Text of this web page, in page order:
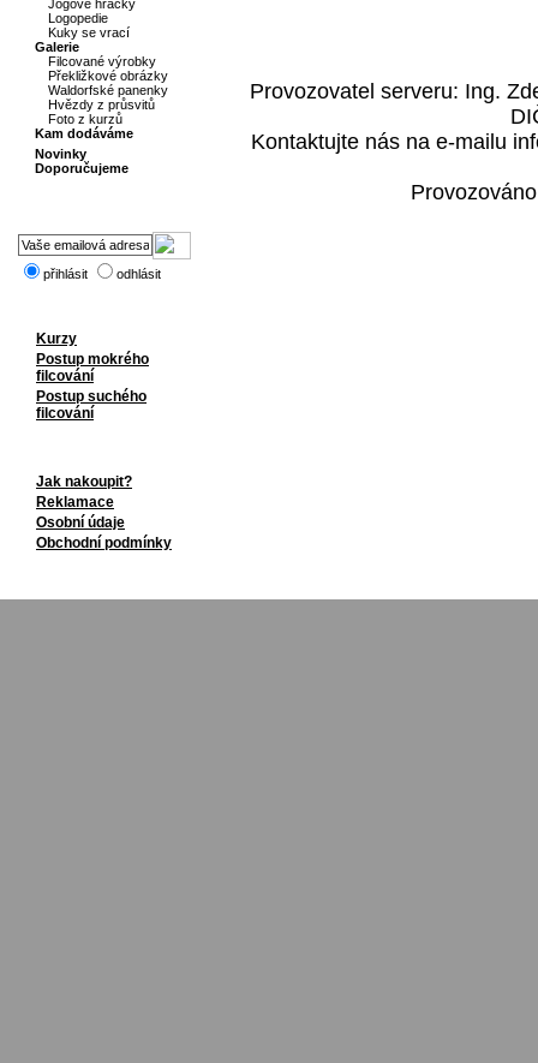
Jógové hračky
Logopedie
Kuky se vrací
Galerie
Filcované výrobky
Překližkové obrázky
Waldorfské panenky
Hvězdy z průsvitů
Foto z kurzů
Kam dodáváme
Novinky
Doporučujeme
přihlásit odhlásit
Kurzy
Postup mokrého
filcování
Postup suchého
filcování
Jak nakoupit?
Reklamace
Osobní údaje
Obchodní podmínky
Provozovatel serveru: Ing.
Kontaktujte nás na e-mailu